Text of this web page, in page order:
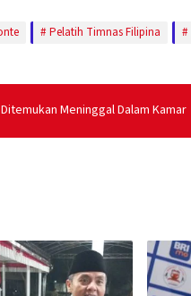
Pelatih Timnas Filipina
Meninggal Dalam Kamar